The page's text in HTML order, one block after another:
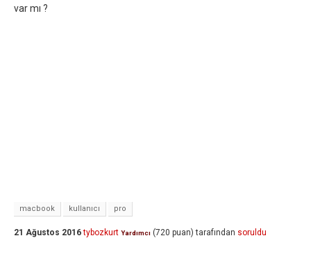
var mı ?
macbook kullanıcı pro
21 Ağustos 2016 tybozkurt Yardımcı (720 puan) tarafından soruldu